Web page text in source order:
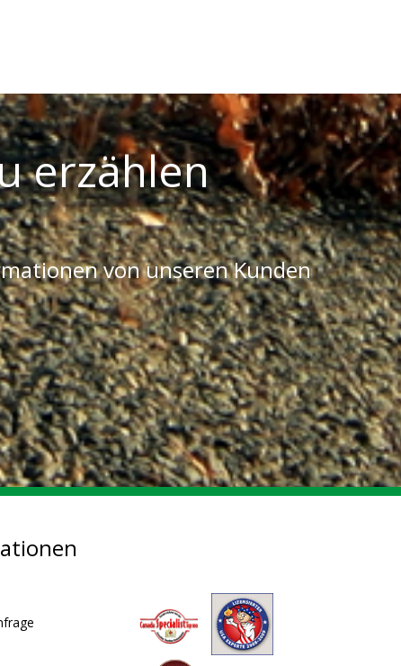
erzählen
von unseren Kunden